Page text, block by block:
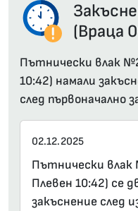
(Враца
Пътнически влак
10:42) намали
след първоначално
02.12.2025
Пътнически влак
Плевен 10:42) се
закъснение след